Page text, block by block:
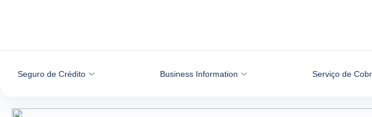
Seguro de Crédito Business Information Serviço de